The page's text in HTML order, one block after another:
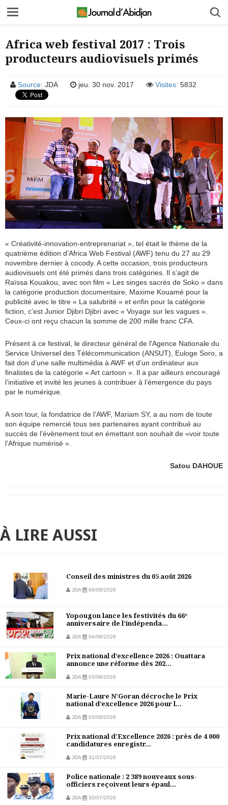
Africa web festival 2017 : Trois
producteurs audiovisuels primés
Source: JDA jeu. 30 nov. 2017 Visites: 5832
« Créativité-innovation-entreprenariat », tel était le thème de la
quatrième édition d’Africa Web Festival (AWF) tenu du 27 au 29
novembre dernier à cocody. A cette occasion, trois producteurs
audiovisuels ont été primés dans trois catégories. Il s’agit de
Raïssa Kouakou, avec son film « Les singes sacrés de Soko » dans
la catégorie production documentaire, Maxime Kouamé pour la
publicité avec le titre « La salubrité » et enfin pour la catégorie
fiction, c’est Junior Djibri Djibri avec « Voyage sur les vagues ».
Ceux-ci ont reçu chacun la somme de 200 mille franc CFA.
Présent à ce festival, le directeur général de l'Agence Nationale du
Service Universel des Télécommunication (ANSUT), Euloge Soro, a
fait don d’une salle multimédia à AWF et d’un ordinateur aux
finalistes de la catégorie « Art cartoon ». Il a par ailleurs encouragé
l’initiative et invité les jeunes à contribuer à l’émergence du pays
par le numérique.
A son tour, la fondatrice de l’AWF, Mariam SY, a au nom de toute
son équipe remercié tous ses partenaires ayant contribué au
succès de l’évènement tout en émettant son souhait de «voir toute
l’Afrique numérisé ».
Satou DAHOUE
À LIRE AUSSI
Conseil des ministres du 05 août 2026
JDA 06/08/2026
Yopougon lance les festivités du 66ᵉ
anniversaire de l’indépenda...
JDA 04/08/2026
Prix national d’excellence 2026 : Ouattara
annonce une réforme dès 202...
JDA 03/08/2026
Marie-Laure N’Goran décroche le Prix
national d’excellence 2026 pour l...
JDA 03/08/2026
Prix national d’Excellence 2026 : près de 4 000
candidatures enregistr...
JDA 31/07/2026
Police nationale : 2 389 nouveaux sous-
officiers reçoivent leurs épaul...
JDA 30/07/2026